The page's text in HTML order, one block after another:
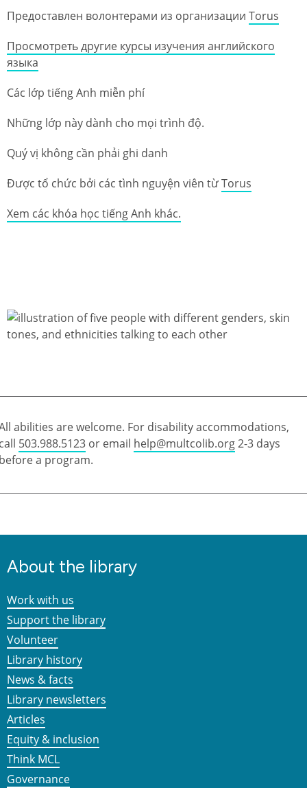
Предоставлен волонтерами из организации Torus
Просмотреть другие курсы изучения английского
языка
Các lớp tiếng Anh miễn phí
Những lớp này dành cho mọi trình độ.
Quý vị không cần phải ghi danh
Được tổ chức bởi các tình nguyện viên từTorus
Xem các khóa học tiếng Anh khác.
abilities are welcome. For disability accommodations,
503.988.5123 or email help@multcolib.org2-3 days
a program.
About the library
Work with us
Support the library
Volunteer
Library history
News & facts
Library newsletters
Articles
Equity & inclusion
Think MCL
Governance